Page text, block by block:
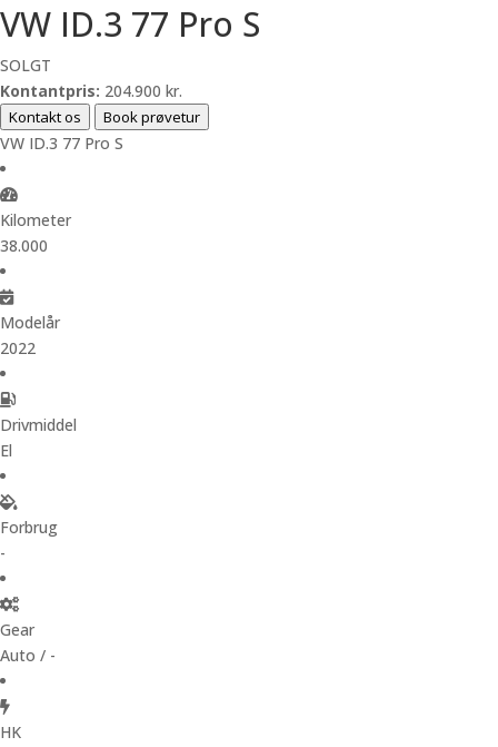
VW ID.3 77 Pro S
SOLGT
Kontantpris: 204.900 kr.
Kontakt os Book prøvetur
VW ID.3 77 Pro S
Kilometer
38.000
Modelår
2022
Drivmiddel
El
Forbrug
-
Gear
Auto / -
HK